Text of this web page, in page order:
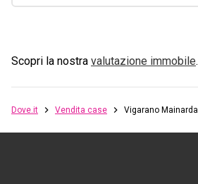
Scopri la nostra valutazione immobile.
Dove.it Vendita case Vigarano Mainarda